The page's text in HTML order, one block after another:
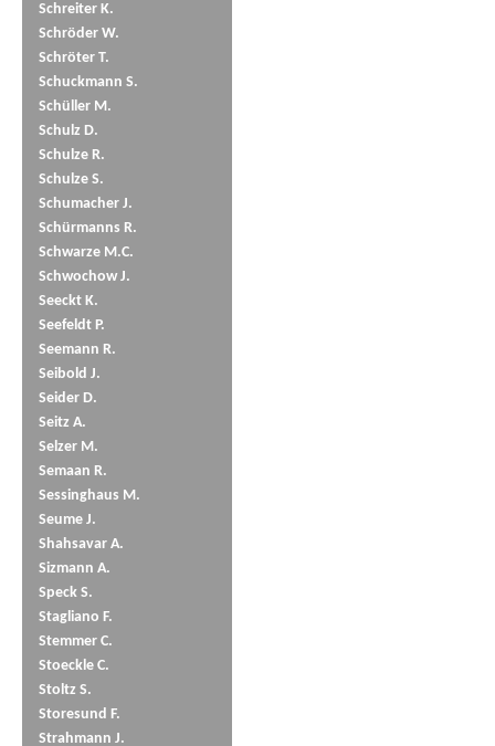
Schreiter K.
Schröder W.
Schröter T.
Schuckmann S.
Schüller M.
Schulz D.
Schulze R.
Schulze S.
Schumacher J.
Schürmanns R.
Schwarze M.C.
Schwochow J.
Seeckt K.
Seefeldt P.
Seemann R.
Seibold J.
Seider D.
Seitz A.
Selzer M.
Semaan R.
Sessinghaus M.
Seume J.
Shahsavar A.
Sizmann A.
Speck S.
Stagliano F.
Stemmer C.
Stoeckle C.
Stoltz S.
Storesund F.
Strahmann J.